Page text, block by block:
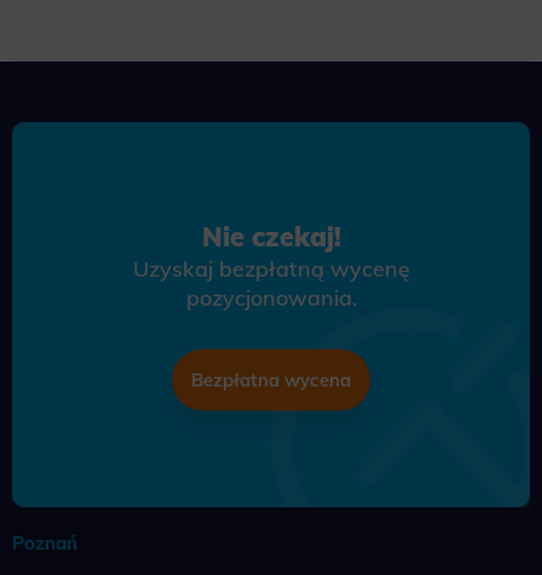
Nie czekaj!
Uzyskaj bezpłatną wycenę
pozycjonowania.
Bezpłatna wycena
Poznań